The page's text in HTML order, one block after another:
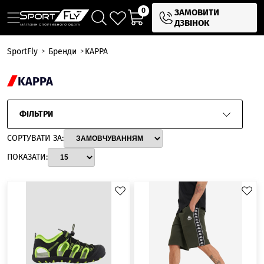
0
ЗАМОВИТИ
ДЗВІНОК
SportFly Бренди KAPPA
KAPPA
ФІЛЬТРИ
СОРТУВАТИ ЗА:
ПОКАЗАТИ: